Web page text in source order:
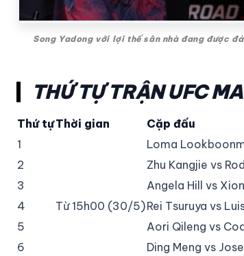
Song Yadong với lợi thế sân nhà đang được
THỨ TỰ TRẬN UFC
Thứ tựThời gian Cặp đấu
1
Từ 15h00 (30/5)
Loma
2
Zhu Kangjie vs
3
Angela Hill vs
4
Rei Tsuruya vs
5
Aori Qileng vs
6
Ding Meng vs